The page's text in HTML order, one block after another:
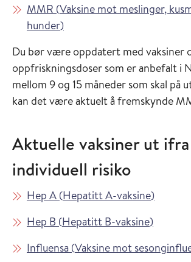
Les mer om
MMR (Vaksine mot meslinger,
hunder)i Vaksinasjonsveilederen
Du bør være oppdatert med vaksiner
oppfriskningsdoser som er anbefalt i
mellom 9 og 15 måneder som skal på
kan det være aktuelt å fremskynde
Aktuelle vaksiner ut ifra
individuell risiko
Les mer om
Hep A (Hepatitt A-vaksine)i
Les mer om
Hep B (Hepatitt B-vaksine)i
Les mer om
Influensa (Vaksine mot